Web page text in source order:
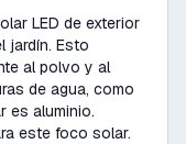
LED de exterior
jardín. Esto
al polvo y al
de agua, como
es aluminio.
este foco solar.